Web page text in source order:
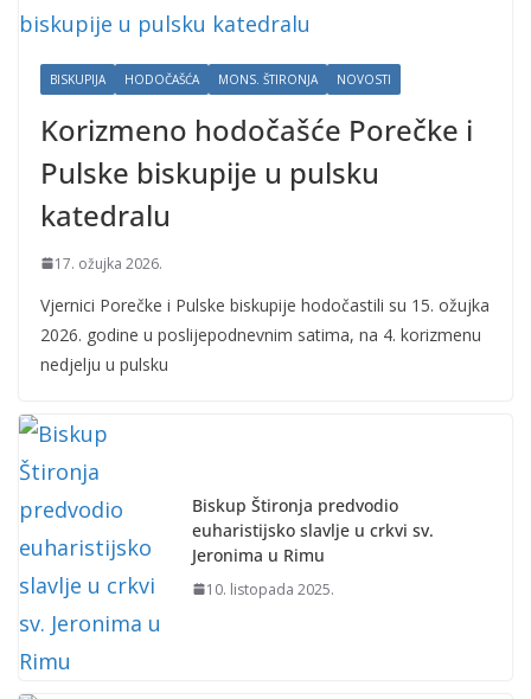
BISKUPIJA HODOČAŠĆA MONS. ŠTIRONJA NOVOSTI
Korizmeno hodočašće Porečke i
Pulske biskupije u pulsku
katedralu
17. ožujka 2026.
Vjernici Porečke i Pulske biskupije hodočastili su 15. ožujka
2026. godine u poslijepodnevnim satima, na 4. korizmenu
nedjelju u pulsku
Biskup Štironja predvodio
euharistijsko slavlje u crkvi sv.
Jeronima u Rimu
10. listopada 2025.